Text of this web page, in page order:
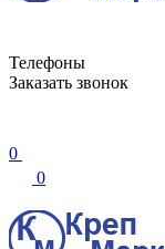
Телефоны
Заказать звонок
0
0